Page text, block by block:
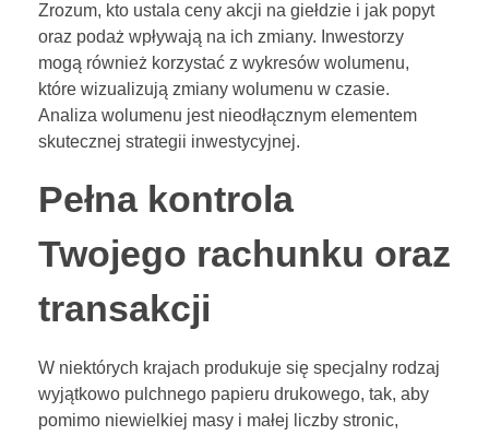
Zrozum, kto ustala ceny akcji na giełdzie i jak popyt
oraz podaż wpływają na ich zmiany. Inwestorzy
mogą również korzystać z wykresów wolumenu,
które wizualizują zmiany wolumenu w czasie.
Analiza wolumenu jest nieodłącznym elementem
skutecznej strategii inwestycyjnej.
Pełna kontrola
Twojego rachunku oraz
transakcji
W niektórych krajach produkuje się specjalny rodzaj
wyjątkowo pulchnego papieru drukowego, tak, aby
pomimo niewielkiej masy i małej liczby stronic,